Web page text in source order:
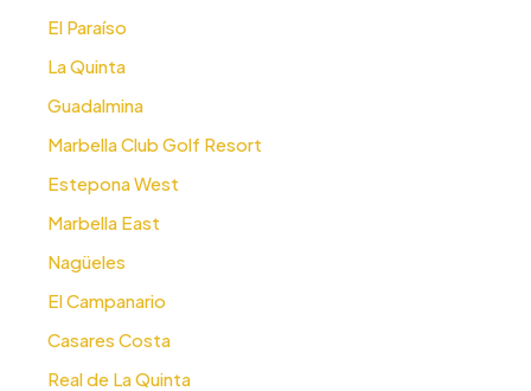
El Paraíso
La Quinta
Guadalmina
Marbella Club Golf Resort
Estepona West
Marbella East
Nagüeles
El Campanario
Casares Costa
Real de La Quinta